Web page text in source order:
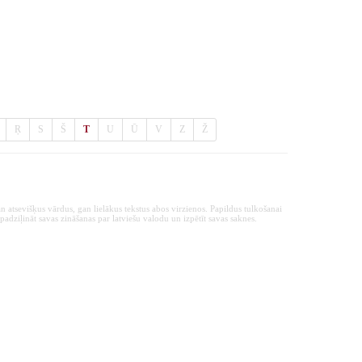
Ŗ S Š T U Ū V Z Ž
vārdus, gan lielākus tekstus abos virzienos. Papildus tulkošanai
savas zināšanas par latviešu valodu un izpētīt savas saknes.